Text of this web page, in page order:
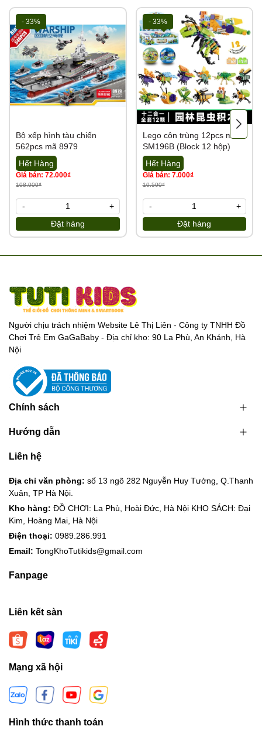
- 33%
Bộ xếp hình tàu chiến
562pcs mã 8979
Hết Hàng
Giá bán: 72.000₫
108.000₫
Đặt hàng
- +
- 33%
Lego côn trùng 12pcs mã
SM196B (Block 12 hộp)
Hết Hàng
Giá bán: 7.000₫
10.500₫
Đặt hàng
- +
Người chịu trách nhiệm Website Lê Thị Liên - Công ty TNHH Đồ
Chơi Trẻ Em GaGaBaby - Địa chỉ kho: 90 La Phù, An Khánh, Hà
Nội
Chính sách
Hướng dẫn
Liên hệ
Địa chỉ văn phòng: số 13 ngõ 282 Nguyễn Huy Tưởng, Q.Thanh
Xuân, TP Hà Nội.
Kho hàng: ĐỒ CHƠI: La Phù, Hoài Đức, Hà Nội KHO SÁCH: Đại
Kim, Hoàng Mai, Hà Nội
Điện thoại: 0989.286.991
Email: TongKhoTutikids@gmail.com
Fanpage
Liên kết sàn
Mạng xã hội
Hình thức thanh toán